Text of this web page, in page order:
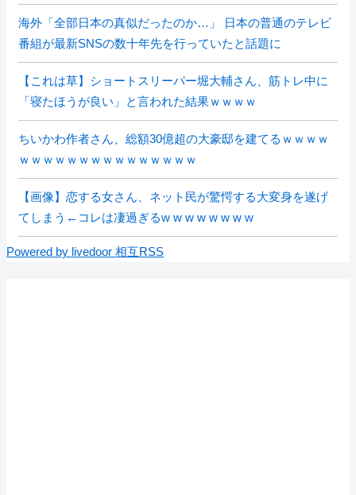
海外「全部日本の真似だったのか…」 日本の普通のテレビ
番組が最新SNSの数十年先を行っていたと話題に
【これは草】ショートスリーパー堀大輔さん、筋トレ中に
「寝たほうが良い」と言われた結果ｗｗｗｗ
ちいかわ作者さん、総額30億超の大豪邸を建てるｗｗｗｗ
ｗｗｗｗｗｗｗｗｗｗｗｗｗｗｗ
【画像】恋する女さん、ネット民が驚愕する大変身を遂げ
てしまう←コレは凄過ぎるw w w w w w w w
Powered by livedoor 相互RSS